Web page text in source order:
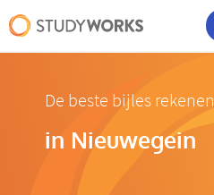
De beste bijles rekenen
in Nieuwegein